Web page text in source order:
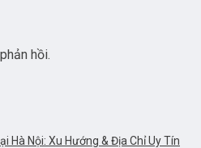
hồi.
Hà Nội: Xu Hướng & Địa Chỉ Uy Tín